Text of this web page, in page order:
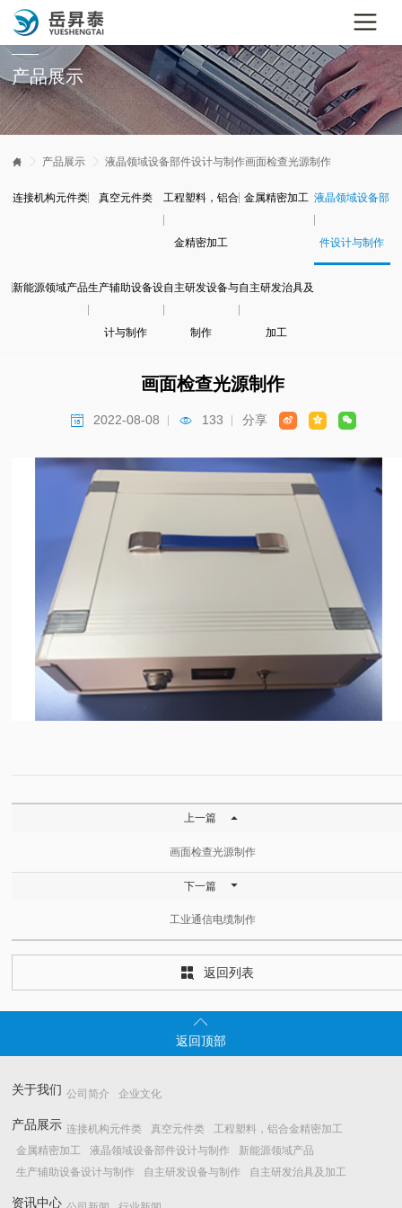
产品展示
  产品展示  液晶领域设备部件设计与制作画面检查光源制作
连接机构元件类 真空元件类 工程塑料，铝合
金精密加工
金属精密加工 液晶领域设备部
件设计与制作
新能源领域产品生产辅助设备设
计与制作
自主研发设备与
制作
自主研发治具及
加工
画面检查光源制作
 2022-08-08  133 分享   
上一篇 
画面检查光源制作
下一篇 
工业通信电缆制作
 返回列表

返回顶部
关于我们 公司简介 企业文化
产品展示 连接机构元件类 真空元件类
工程塑料，铝合金精密加工
金属精密加工
液晶领域设备部件设计与制作
新能源领域产品
生产辅助设备设计与制作
自主研发设备与制作 自主研发治具及加工
资讯中心